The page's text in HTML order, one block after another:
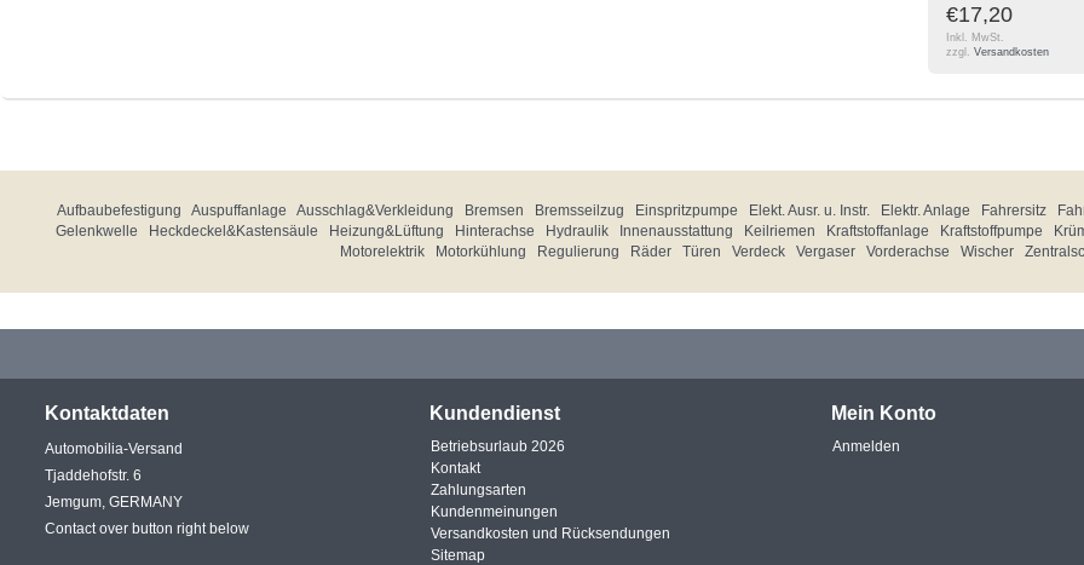
€17,20
Inkl. MwSt.
zzgl. Versandkosten
Aufbaubefestigung Auspuffanlage Ausschlag&Verkleidung Bremsen Bremsseilzug Einspritzpumpe Elekt. Ausr. u. Instr. Elektr. Anlage Fahrersitz
Gelenkwelle
Heckdeckel&Kastensäule Heizung&Lüftung Hinterachse Hydraulik Innenausstattung Keilriemen Kraftstoffanlage Kraftstoffpumpe
Motorelektrik
Motorkühlung Regulierung Räder Türen Verdeck Vergaser Vorderachse Wischer
Kontaktdaten
Automobilia-Versand
Tjaddehofstr. 6
Jemgum, GERMANY
Contact over button right below
Kundendienst
Betriebsurlaub 2026
Kontakt
Zahlungsarten
Kundenmeinungen
Versandkosten und Rücksendungen
Sitemap
Mein Konto
Anmelden